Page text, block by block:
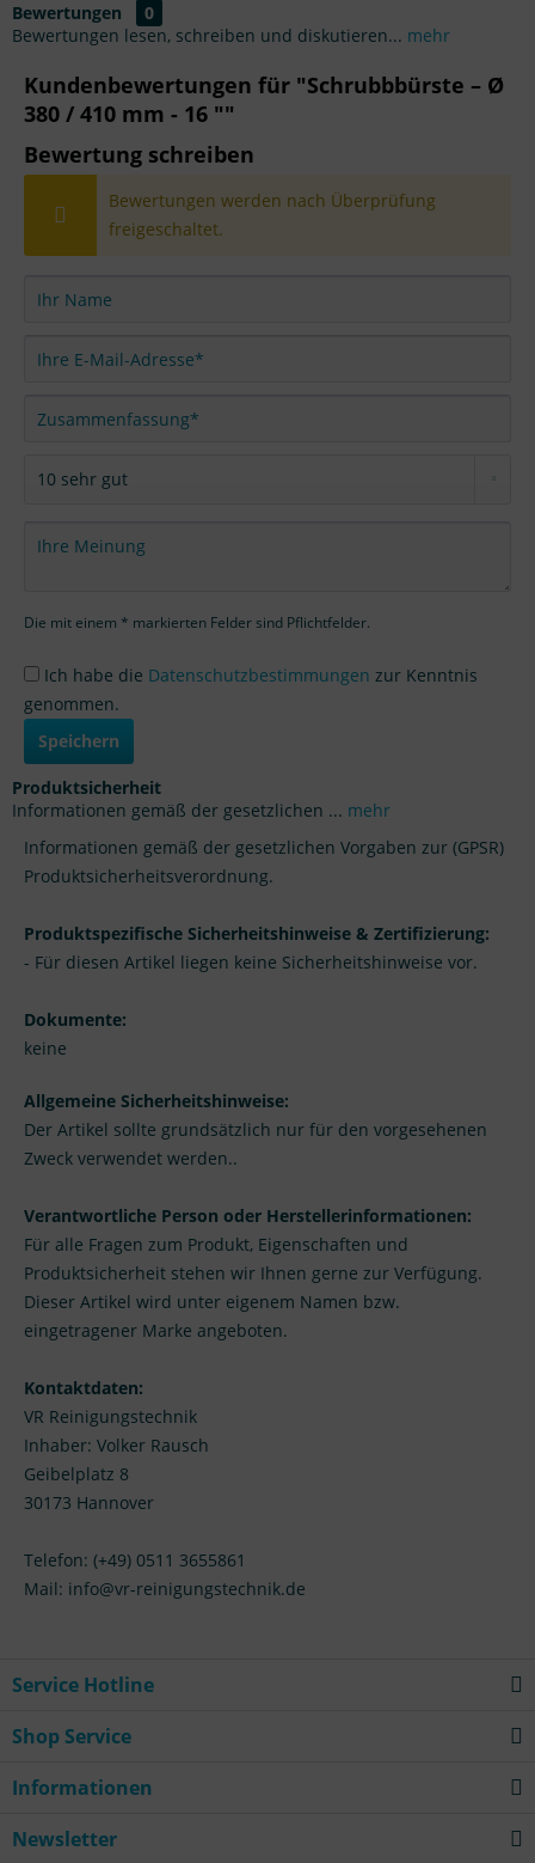
Bewertungen
0
Bewertungen lesen, schreiben und diskutieren... mehr
Kundenbewertungen für "Schrubbbürste – Ø
380 / 410 mm - 16 ""
Bewertung schreiben
Bewertungen werden nach Überprüfung
freigeschaltet.
Die mit einem * markierten Felder sind Pflichtfelder.
Ich habe die Datenschutzbestimmungen zur Kenntnis
genommen.
Speichern
Produktsicherheit
Informationen gemäß der gesetzlichen ... mehr
Informationen gemäß der gesetzlichen Vorgaben zur (GPSR)
Produktsicherheitsverordnung.
Produktspezifische Sicherheitshinweise & Zertifizierung:
- Für diesen Artikel liegen keine Sicherheitshinweise vor.
Dokumente:
keine
Allgemeine Sicherheitshinweise:
Der Artikel sollte grundsätzlich nur für den vorgesehenen
Zweck verwendet werden..
Verantwortliche Person oder Herstellerinformationen:
Für alle Fragen zum Produkt, Eigenschaften und
Produktsicherheit stehen wir Ihnen gerne zur Verfügung.
Dieser Artikel wird unter eigenem Namen bzw.
eingetragener Marke angeboten.
Kontaktdaten:
VR Reinigungstechnik
Inhaber: Volker Rausch
Geibelplatz 8
30173 Hannover
Telefon: (+49) 0511 3655861
Mail: info@vr-reinigungstechnik.de
Service Hotline
Shop Service
Informationen
Newsletter